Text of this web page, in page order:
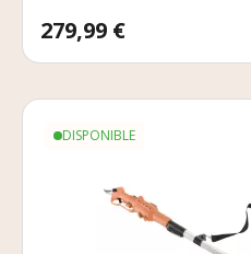
Prix
279,99 €
DISPONIBLE